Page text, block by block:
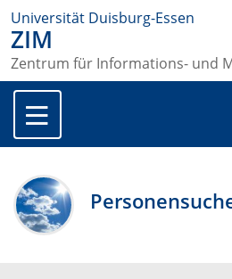
Universität Duisburg-Essen
ZIM
Zentrum für Informations- und